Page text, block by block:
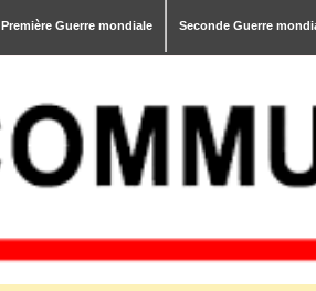
Première Guerre mondiale Seconde Guerre